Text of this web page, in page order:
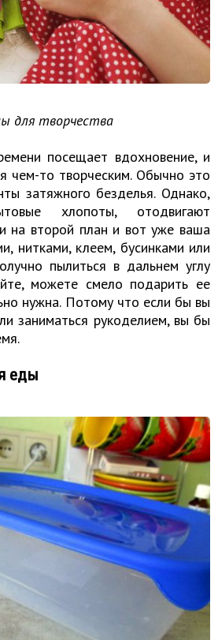
для творчества
посещает вдохновение, и
чем-то творческим. Обычно это
затяжного безделья. Однако,
хлопоты, отодвигают
на второй план и вот уже ваша
нитками, клеем, бусинками или
пылиться в дальнем углу
можете смело подарить ее
нужна. Потому что если бы вы
заниматься рукоделием, вы бы
еды